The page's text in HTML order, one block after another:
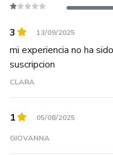
3 13/09/2025
mi experiencia no ha
suscripcion
CLARA
1 05/08/2025
GIOVANNA